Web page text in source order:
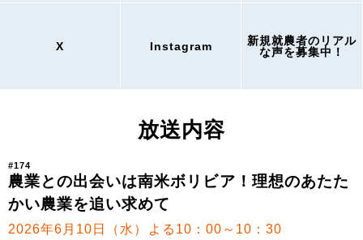
X Instagram
新規就農者のリアル
な声を募集中！
放送内容
#174
農業との出会いは南米ボリビア！理想のあたた
かい農業を追い求めて
2026年6月10日（水）よる10：00～10：30